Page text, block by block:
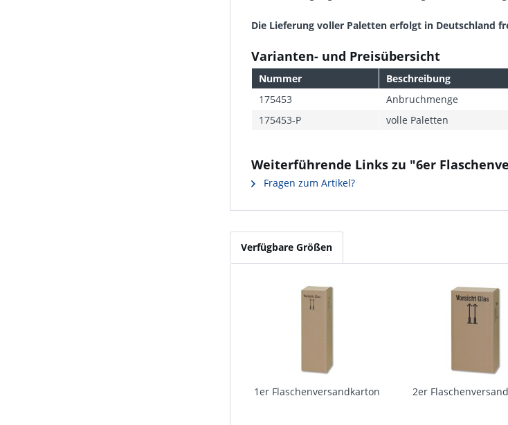
Die Lieferung voller Paletten erfolgt in Deutschland
Varianten- und Preisübersicht
Nummer Beschreibung
175453
Anbruchmenge
175453-P
volle Paletten
Weiterführende Links zu "6er
Fragen zum Artikel?
Verfügbare Größen
1er Flaschenversandkarton 2er